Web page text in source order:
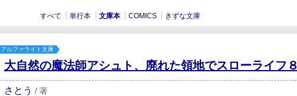
すべて 単行本 文庫本 COMICS きずな文庫
アルファライト文庫
大自然の魔法師アシュト、廃れた領地でスローライフ８
さとう / 著